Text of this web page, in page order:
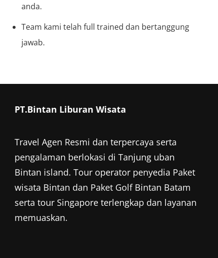
anda.
Team kami telah full trained dan bertanggung
jawab.
PT.Bintan Liburan Wisata
Travel Agen Resmi dan terpercaya serta
pengalaman berlokasi di Tanjung uban
Bintan island. Tour operator penyedia Paket
wisata Bintan dan Paket Golf Bintan Batam
serta tour Singapore terlengkap dan layanan
memuaskan.